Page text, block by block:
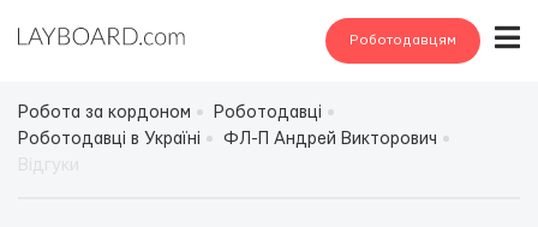
Роботодавцям
Робота за кордоном
Роботодавці
Роботодавці в Україні
ФЛ-П Андрей Викторович